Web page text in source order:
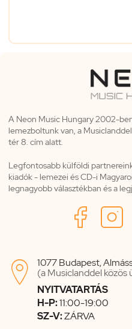
A Neon Music Hungary 2002-
lemezboltunk van, a
tér 8. cím alatt.
Legfontosabb külföldi
kiadók - lemezei és CD-i
legnagyobb választékban és a

1077 Budapest,
(a Musiclanddel közös
NYITVATARTÁS
H-P:11:00-19:00
SZ-V:ZÁRVA